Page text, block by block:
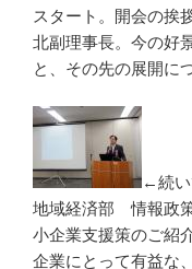
スタート。開会の挨
北副理事長。今の好
と、その先の展開に
←続
地域経済部 情報政
小企業支援策のご紹
企業にとって有益な